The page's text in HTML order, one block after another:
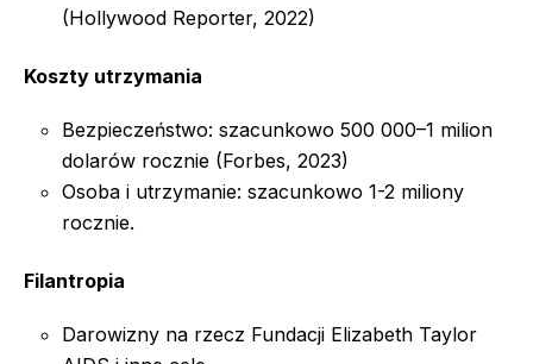
(Hollywood Reporter, 2022)
Koszty utrzymania
Bezpieczeństwo: szacunkowo 500 000–1 milion
dolarów rocznie (Forbes, 2023)
Osoba i utrzymanie: szacunkowo 1-2 miliony
rocznie.
Filantropia
Darowizny na rzecz Fundacji Elizabeth Taylor